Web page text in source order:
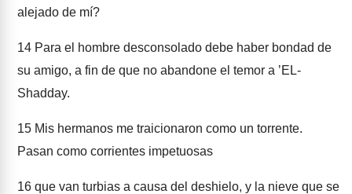
alejado de mí?
14 Para el hombre desconsolado debe haber bondad de
su amigo, a fin de que no abandone el temor a ʼEL-
Shadday.
15 Mis hermanos me traicionaron como un torrente.
Pasan como corrientes impetuosas
16 que van turbias a causa del deshielo, y la nieve que se